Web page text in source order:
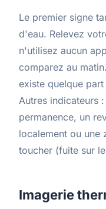
Le premier signe
d'eau. Relevez
n'utilisez aucun
comparez au
existe quelque
Autres indicateurs
permanence, un
localement ou une
toucher (fuite sur
Imagerie